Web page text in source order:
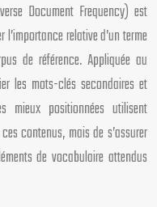
Document Frequency) est
relative d’un terme
de référence. Appliquée au
les mots-clés secondaires et
mieux positionnées utilisent
contenus, mais de s’assurer
de vocabulaire attendus